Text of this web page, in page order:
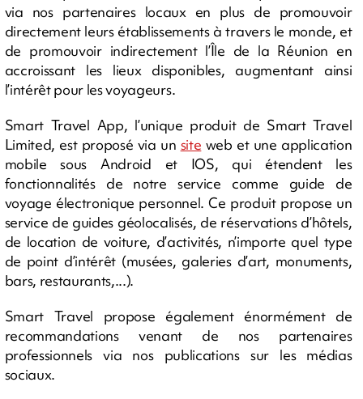
via nos partenaires locaux en plus de promouvoir
directement leurs établissements à travers le monde, et
de promouvoir indirectement l’Île de la Réunion en
accroissant les lieux disponibles, augmentant ainsi
l’intérêt pour les voyageurs.
Smart Travel App, l’unique produit de Smart Travel
Limited, est proposé via un site web et une application
mobile sous Android et IOS, qui étendent les
fonctionnalités de notre service comme guide de
voyage électronique personnel. Ce produit propose un
service de guides géolocalisés, de réservations d’hôtels,
de location de voiture, d’activités, n’importe quel type
de point d’intérêt (musées, galeries d’art, monuments,
bars, restaurants,...).
Smart Travel propose également énormément de
recommandations venant de nos partenaires
professionnels via nos publications sur les médias
sociaux.